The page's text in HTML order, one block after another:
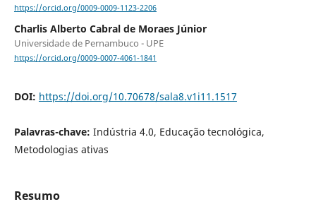
https://orcid.org/0009-0009-1123-2206
Charlis Alberto Cabral de Moraes Júnior
Universidade de Pernambuco - UPE
https://orcid.org/0009-0007-4061-1841
DOI: https://doi.org/10.70678/sala8.v1i11.1517
Palavras-chave: Indústria 4.0, Educação tecnológica,
Metodologias ativas
Resumo